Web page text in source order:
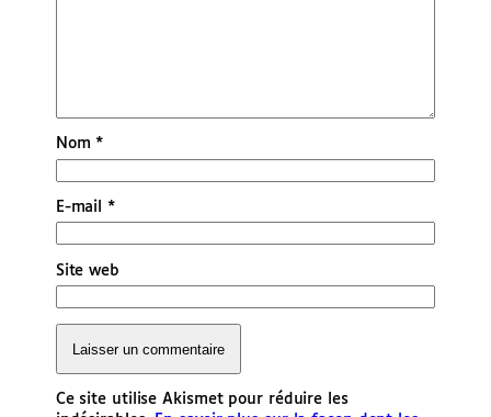
Nom*
E-mail*
Site web
Ce site utilise Akismet pour réduire les